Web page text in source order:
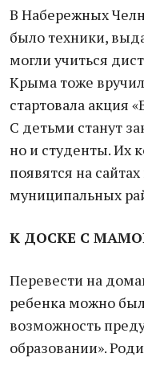
В Набережных
было техники,
могли учиться
Крыма тоже
стартовала акция
С детьми станут
но и студенты. Их
появятся на
муниципальных
К ДОСКЕ С
Перевести на
ребенка можно
возможность
образовании».